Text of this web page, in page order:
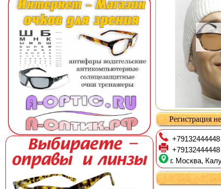
Регистрация
+79132444448
+79132444448
г. Москва,